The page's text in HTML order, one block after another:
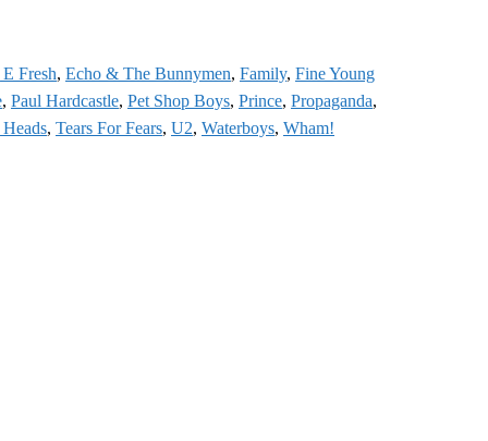
Fresh, Echo & The Bunnymen, Family, Fine Young
, Paul Hardcastle, Pet Shop Boys, Prince, Propaganda,
, Tears For Fears, U2, Waterboys, Wham!